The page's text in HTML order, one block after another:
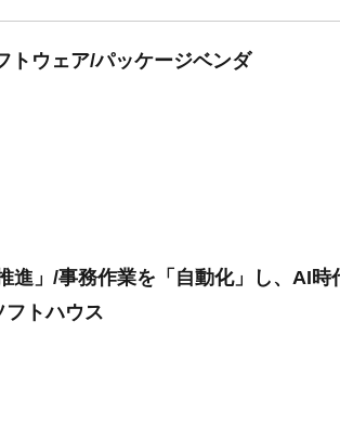
トウェア/パッケージベンダ
進」/事務作業を「自動化」し、AI
フトハウス